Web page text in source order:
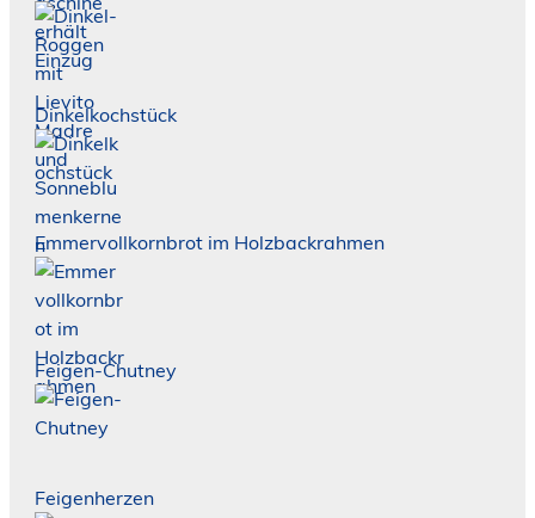
Dinkelkochstück
Emmervollkornbrot im Holzbackrahmen
Feigen-Chutney
Feigenherzen